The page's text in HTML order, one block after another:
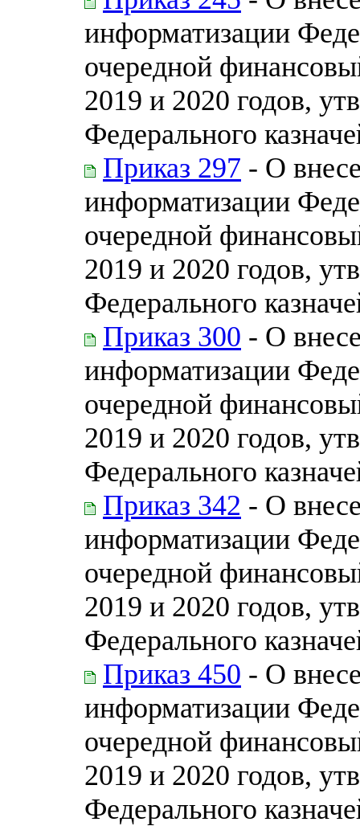
информатизации
очередной
2019 и 2020 годов,
Федерального
Приказ 297 - О
информатизации
очередной
2019 и 2020 годов,
Федерального
Приказ 300 - О
информатизации
очередной
2019 и 2020 годов,
Федерального
Приказ 342 - О
информатизации
очередной
2019 и 2020 годов,
Федерального
Приказ 450 - О
информатизации
очередной
2019 и 2020 годов,
Федерального